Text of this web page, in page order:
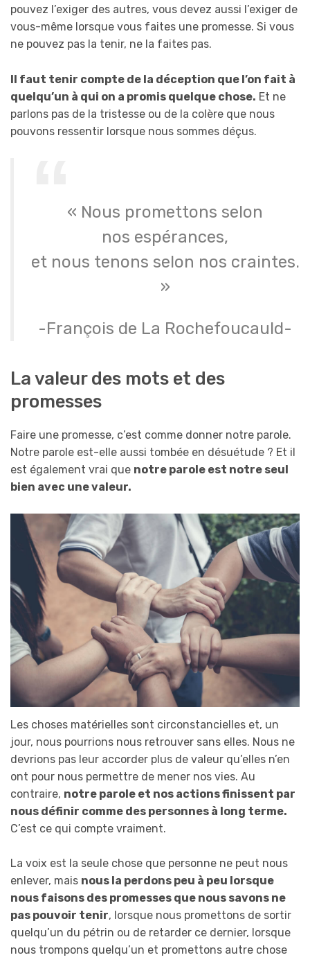
pouvez l’exiger des autres, vous devez aussi l’exiger de
vous-même lorsque vous faites une promesse. Si vous
ne pouvez pas la tenir, ne la faites pas.
Il faut tenir compte de la déception que l’on fait à
quelqu’un à qui on a promis quelque chose. Et ne
parlons pas de la tristesse ou de la colère que nous
pouvons ressentir lorsque nous sommes déçus.
« Nous promettons selon
nos espérances,
et nous tenons selon nos craintes.
»
-François de La Rochefoucauld-
La valeur des mots et des
promesses
Faire une promesse, c’est comme donner notre parole.
Notre parole est-elle aussi tombée en désuétude ? Et il
est également vrai que notre parole est notre seul
bien avec une valeur.
Les choses matérielles sont circonstancielles et, un
jour, nous pourrions nous retrouver sans elles. Nous ne
devrions pas leur accorder plus de valeur qu’elles n’en
ont pour nous permettre de mener nos vies. Au
contraire, notre parole et nos actions finissent par
nous définir comme des personnes à long terme.
C’est ce qui compte vraiment.
La voix est la seule chose que personne ne peut nous
enlever, mais nous la perdons peu à peu lorsque
nous faisons des promesses que nous savons ne
pas pouvoir tenir, lorsque nous promettons de sortir
quelqu’un du pétrin ou de retarder ce dernier, lorsque
nous trompons quelqu’un et promettons autre chose